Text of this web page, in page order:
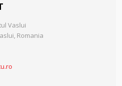
Vaslui
Romania